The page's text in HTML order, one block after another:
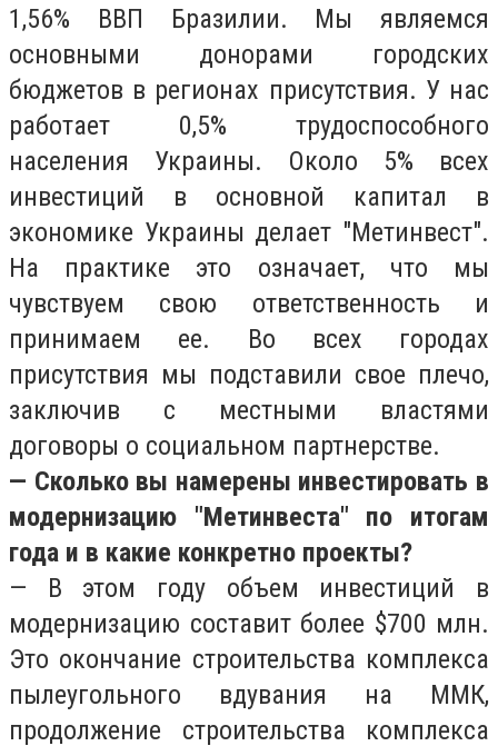
1,56% ВВП Бразилии. Мы являемся
основными донорами городских
бюджетов в регионах присутствия. У нас
работает 0,5% трудоспособного
населения Украины. Около 5% всех
инвестиций в основной капитал в
экономике Украины делает "Метинвест".
На практике это означает, что мы
чувствуем свою ответственность и
принимаем ее. Во всех городах
присутствия мы подставили свое плечо,
заключив с местными властями
договоры о социальном партнерстве.
— Сколько вы намерены инвестировать в
модернизацию "Метинвеста" по итогам
года и в какие конкретно проекты?
— В этом году объем инвестиций в
модернизацию составит более $700 млн.
Это окончание строительства комплекса
пылеугольного вдувания на ММК,
продолжение строительства комплекса